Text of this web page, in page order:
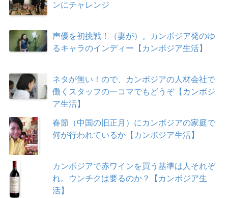
ンにチャレンジ
声優を初挑戦！（妻が）。カンボジア発のゆ
るキャラのインディー【カンボジア生活】
ネタが無い！ので、カンボジアの人材会社で
働くスタッフの一コマでもどうぞ【カンボジ
ア生活】
春節（中国の旧正月）にカンボジアの家庭で
何が行われているか【カンボジア生活】
カンボジアで赤ワインを買う基準は人それぞ
れ。ウンチクは要るのか？【カンボジア生
活】